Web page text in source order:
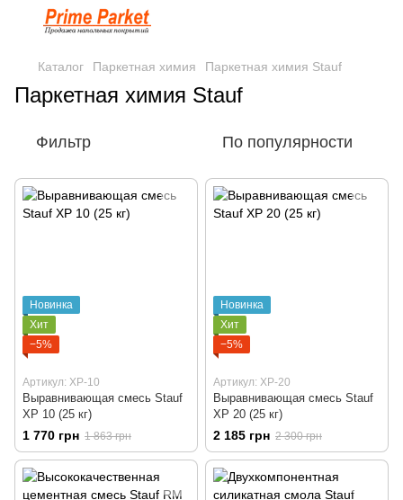
Каталог Паркетная химия Паркетная химия Stauf
Паркетная химия Stauf
Фильтр По популярности
Новинка
Хит
−5%
Артикул: XP-10
Выравнивающая смесь Stauf
XP 10 (25 кг)
1 770 грн 1 863 грн
Новинка
Хит
−5%
Артикул: XP-20
Выравнивающая смесь Stauf
XP 20 (25 кг)
2 185 грн 2 300 грн